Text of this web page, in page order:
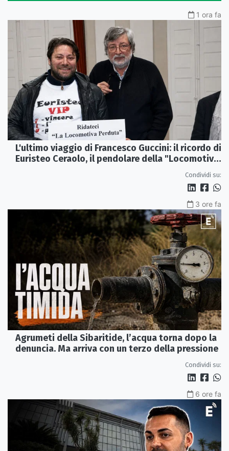
1 ora fa
L'ultimo viaggio di Francesco Guccini: il ricordo di
Euristeo Ceraolo, il pendolare della "Locomotiva
Condividi su:
3 ore fa
Agrumeti della Sibaritide, l’acqua torna dopo la
denuncia. Ma arriva con un terzo della pressione
Condividi su:
6 ore fa